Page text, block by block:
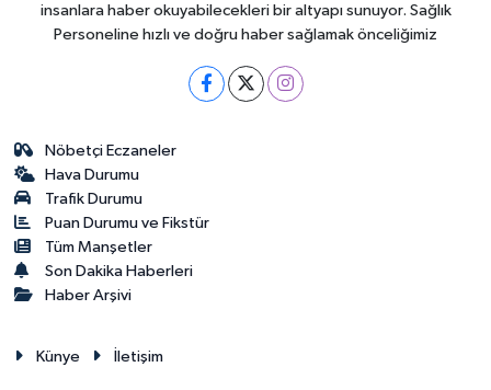
insanlara haber okuyabilecekleri bir altyapı sunuyor. Sağlık
Personeline hızlı ve doğru haber sağlamak önceliğimiz
Nöbetçi Eczaneler
Hava Durumu
Trafik Durumu
Puan Durumu ve Fikstür
Tüm Manşetler
Son Dakika Haberleri
Haber Arşivi
Künye İletişim